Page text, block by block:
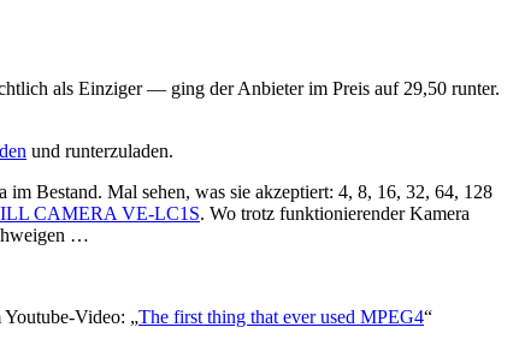
als Einziger — ging der Anbieter im Preis auf 29,50 runter.
und runterzuladen.
Bestand. Mal sehen, was sie akzeptiert: 4, 8, 16, 32, 64, 128
CAMERA VE-LC1S. Wo trotz funktionierender Kamera
…
Video: „The first thing that ever used MPEG4“